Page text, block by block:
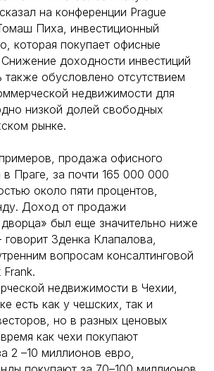
на конференции Prague
Пиха, инвестиционный
которая покупает офисные
доходности инвестиций
обусловлено отсутствием
недвижимости для
низкой долей свободных
рынке.
продажа офисного
в Праге, за почти 165 000 000
около пяти процентов,
Доход от продажи
был еще значительно ниже
говорит Зденка Клапалова,
вопросам консалтинговой
недвижимости в Чехии,
есть как у чешских, так и
но в разных ценовых
как чехи покупают
2 –10 миллионов евро,